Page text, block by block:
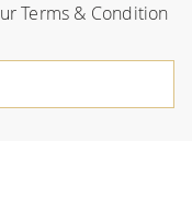
Terms & Condition